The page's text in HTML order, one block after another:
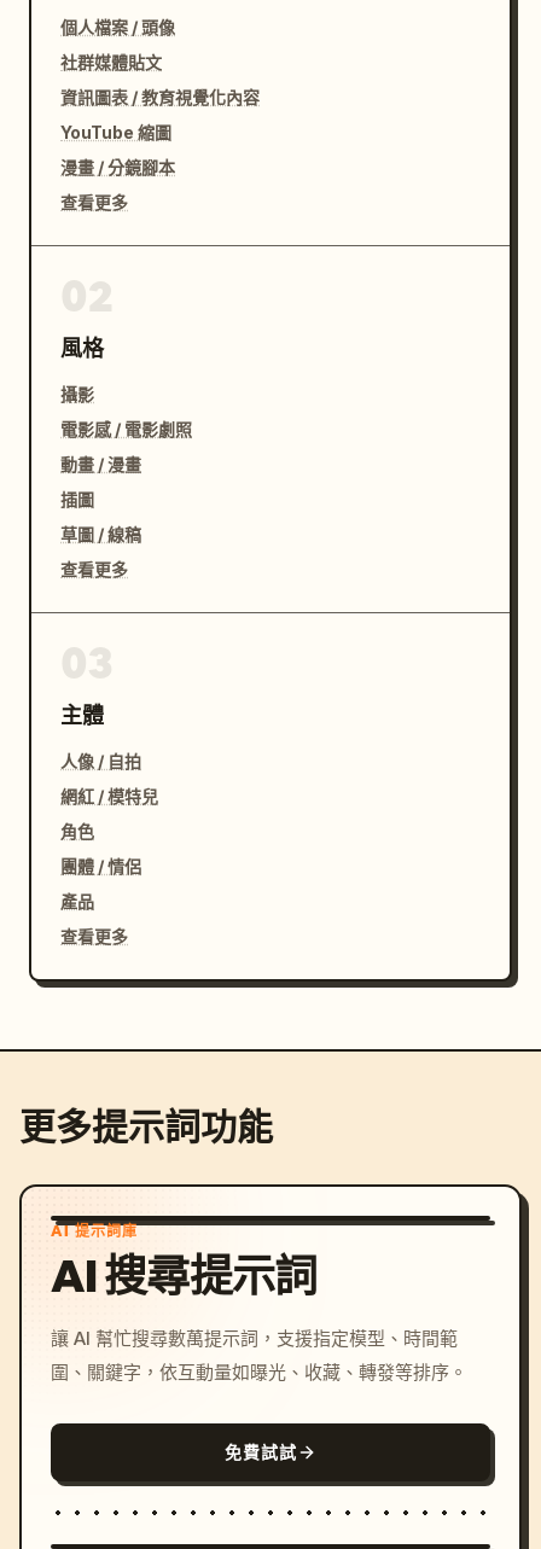
個人檔案 / 頭像
社群媒體貼文
資訊圖表 / 教育視覺化內容
YouTube 縮圖
漫畫 / 分鏡腳本
查看更多
風格
攝影
電影感 / 電影劇照
動畫 / 漫畫
插圖
草圖 / 線稿
查看更多
主體
人像 / 自拍
網紅 / 模特兒
角色
團體 / 情侶
產品
查看更多
更多提示詞功能
AI 提示詞庫
AI 搜尋提示詞
讓 AI 幫忙搜尋數萬提示詞，支援指定模型、時間範
圍、關鍵字，依互動量如曝光、收藏、轉發等排序。
免費試試